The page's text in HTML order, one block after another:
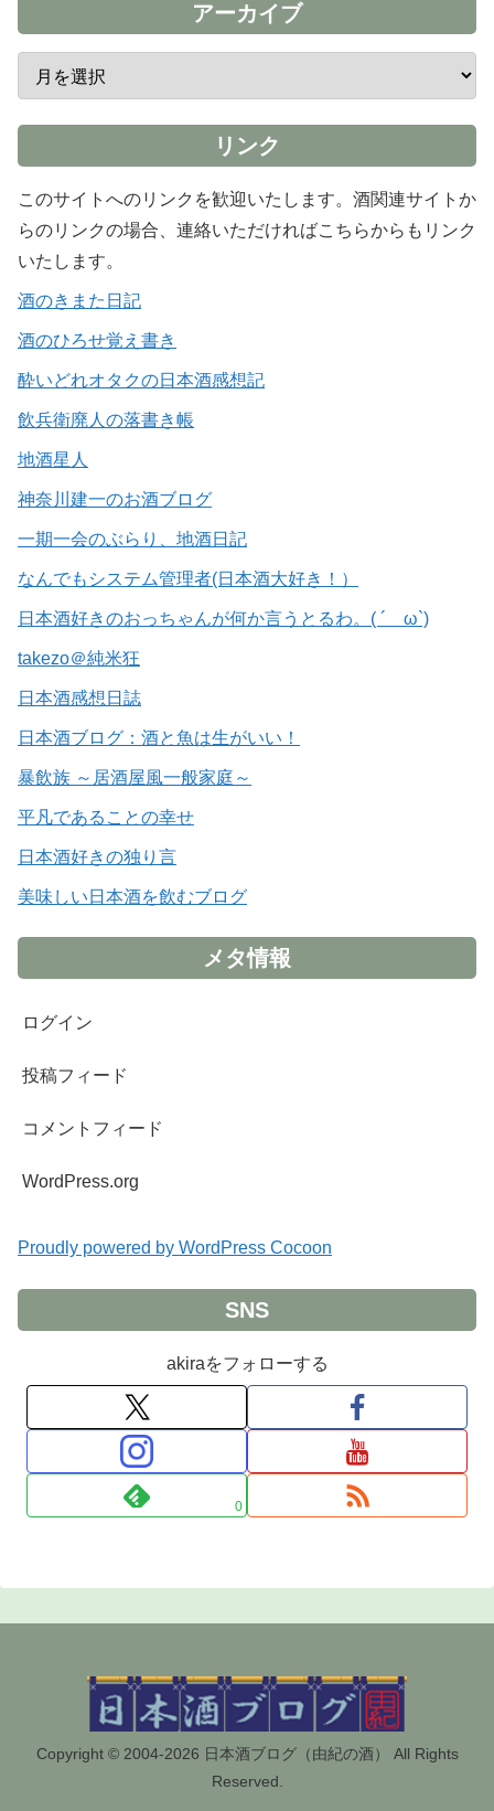
アーカイブ
リンク
このサイトへのリンクを歓迎いたします。酒関連サイトか
らのリンクの場合、連絡いただければこちらからもリンク
いたします。
酒のきまた日記
酒のひろせ覚え書き
酔いどれオタクの日本酒感想記
飲兵衛廃人の落書き帳
地酒星人
神奈川建一のお酒ブログ
一期一会のぶらり、地酒日記
なんでもシステム管理者(日本酒大好き！）
日本酒好きのおっちゃんが何か言うとるわ。( ´ ω`)
takezo＠純米狂
日本酒感想日誌
日本酒ブログ：酒と魚は生がいい！
暴飲族 ～居酒屋風一般家庭～
平凡であることの幸せ
日本酒好きの独り言
美味しい日本酒を飲むブログ
メタ情報
ログイン
投稿フィード
コメントフィード
WordPress.org
Proudly powered by WordPress Cocoon
SNS
akiraをフォローする
0
Copyright © 2004-2026 日本酒ブログ（由紀の酒） All Rights
Reserved.